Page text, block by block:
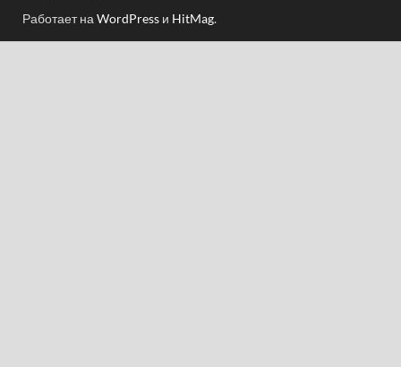
Работает на WordPress и HitMag.